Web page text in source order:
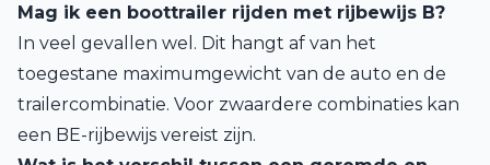
Mag ik een boottrailer rijden met rijbewijs B?
In veel gevallen wel. Dit hangt af van het
toegestane maximumgewicht van de auto en de
trailercombinatie. Voor zwaardere combinaties kan
een BE-rijbewijs vereist zijn.